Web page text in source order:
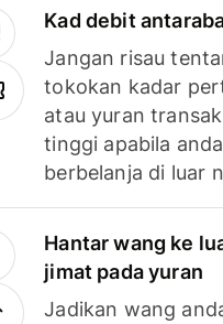
Kad debit
Jangan risau
tokokan kadar
atau yuran
tinggi apabila anda
berbelanja di luar
Hantar wang ke
jimat pada yuran
Jadikan wang